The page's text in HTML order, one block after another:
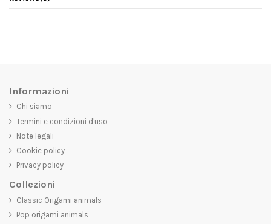
Informazioni
Chi siamo
Termini e condizioni d'uso
Note legali
Cookie policy
Privacy policy
Collezioni
Classic Origami animals
Pop origami animals